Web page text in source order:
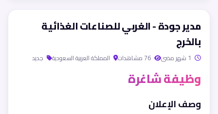
مدير جودة - الغربي للصناعات الغذائية
بالخرج
المملكة العربية السعودية جديد
وظيفة شاغرة
وصف الإعلان